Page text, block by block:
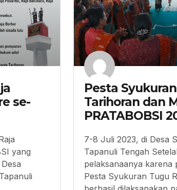
se-
yang
Pesta
Tarihoran dan
PRATABOBSI
7-8 Juli 2023, di Desa
Tapanuli Tengah
pelaksanaanya karena
Pesta Syukuran Tugu